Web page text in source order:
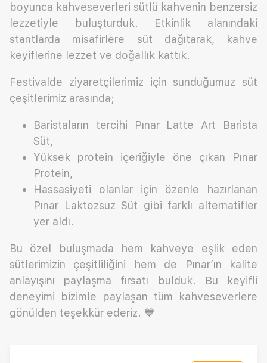
boyunca kahveseverleri sütlü kahvenin benzersiz
lezzetiyle buluşturduk. Etkinlik alanındaki
stantlarda misafirlere süt dağıtarak, kahve
keyiflerine lezzet ve doğallık kattık.
Festivalde ziyaretçilerimiz için sunduğumuz süt
çeşitlerimiz arasında;
Baristaların tercihi Pınar Latte Art Barista
Süt,
Yüksek protein içeriğiyle öne çıkan Pınar
Protein,
Hassasiyeti olanlar için özenle hazırlanan
Pınar Laktozsuz Süt gibi farklı alternatifler
yer aldı.
Bu özel buluşmada hem kahveye eşlik eden
sütlerimizin çeşitliliğini hem de Pınar’ın kalite
anlayışını paylaşma fırsatı bulduk. Bu keyifli
deneyimi bizimle paylaşan tüm kahveseverlere
gönülden teşekkür ederiz. 💙